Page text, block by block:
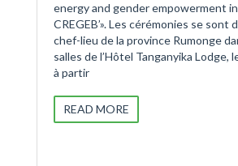
energy and gender empowerment in
CREGEB’». Les cérémonies se sont
chef-lieu de la province Rumonge
salles de l’Hôtel Tanganyika Lodge,
à partir
READ MORE